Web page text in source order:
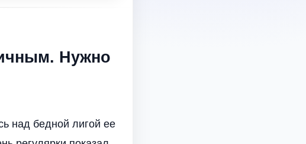
Нужно
над бедной лигой ее